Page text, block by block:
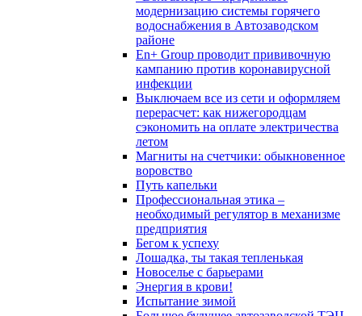
модернизацию системы горячего
водоснабжения в Автозаводском
районе
En+ Group проводит прививочную
кампанию против коронавирусной
инфекции
Выключаем все из сети и оформляем
перерасчет: как нижегородцам
сэкономить на оплате электричества
летом
Магниты на счетчики: обыкновенное
воровство
Путь капельки
Профессиональная этика –
необходимый регулятор в механизме
предприятия
Бегом к успеху
Лошадка, ты такая тепленькая
Новоселье с барьерами
Энергия в крови!
Испытание зимой